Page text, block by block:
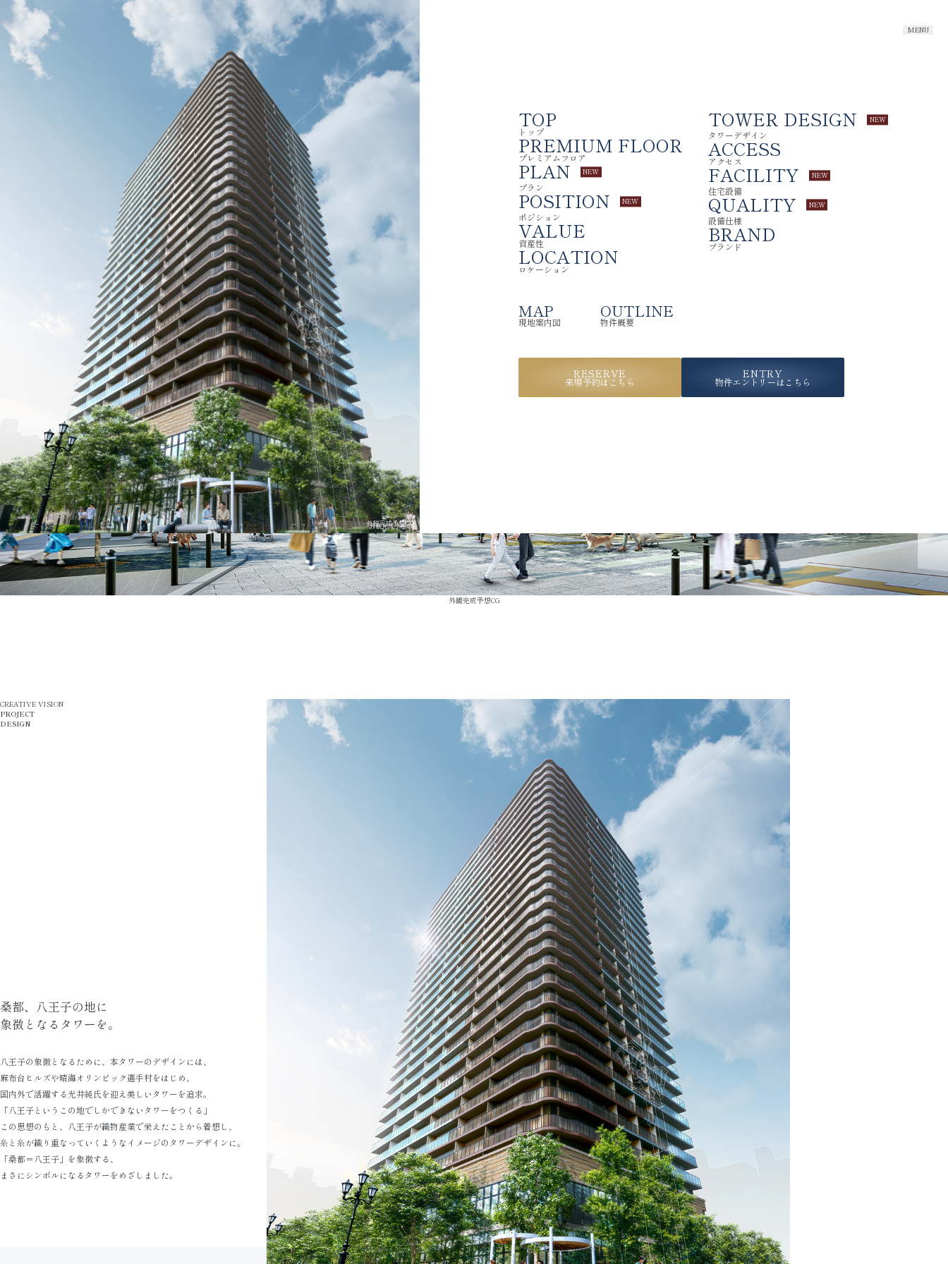
外観完成予想CG
TOP
トップ
PREMIUM FLOOR
プレミアムフロア
PLAN
プラン
POSITION
ポジション
VALUE
資産性
LOCATION
ロケーション
TOWER DESIGN
タワーデザイン
ACCESS
アクセス
FACILITY
住宅設備
QUALITY
設備仕様
BRAND
ブランド
MAP
現地案内図
OUTLINE
物件概要
RESERVE
来場予約はこちら
ENTRY
物件エントリーはこちら
タワーデザイン
TOWER DESIGN
外観完成予想CG
CREATIVE VISION
PROJECT
DESIGN
桑都、八王子の地に
象徴となるタワーを。
八王子の象徴となるために、 本タワーのデザインには、
麻布台ヒルズや晴海オリンピック選手村をはじめ、
国内外で活躍する光井純氏を迎え美しいタワーを追求。
「八王子というこの地でしかできない タワーをつくる」
この思想のもと、八王子が織物産業で栄えたことから着想し、
糸と糸が織り重なっていくような イメージのタワーデザインに。
「桑都＝八王子」を象徴する、
まさにシンボルになるタワーを めざしました。